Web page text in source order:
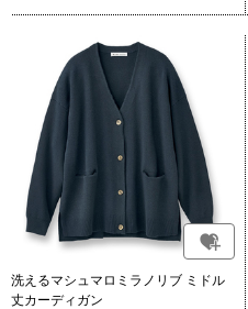
洗えるマシュマロミラノリブ ミドル
丈カーディガン